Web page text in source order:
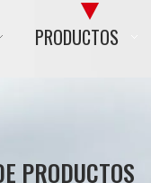
PRODUCTOS
PRODUCTOS